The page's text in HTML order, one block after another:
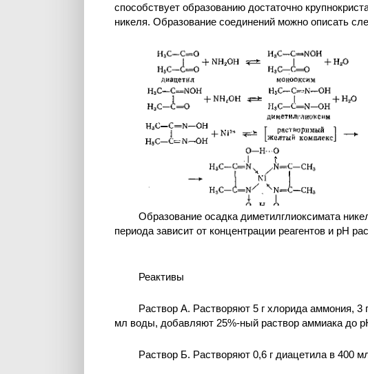
способствует образованию достаточно
никеля. Образование соединений можно описать
Образование осадка диметилглиоксимата
периода зависит от концентрации реагентов и рН
Реактивы
Раствор А. Растворяют 5 г хлорида аммония, 3
мл воды, добавляют 25%-ный раствор аммиака до
Раствор Б. Растворяют 0,6 г диацетила в 400